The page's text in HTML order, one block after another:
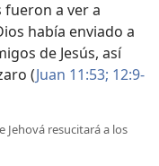
fueron a ver a
había enviado a
de Jesús, así
(Juan 11:53; 12:9-
Jehová resucitará a los